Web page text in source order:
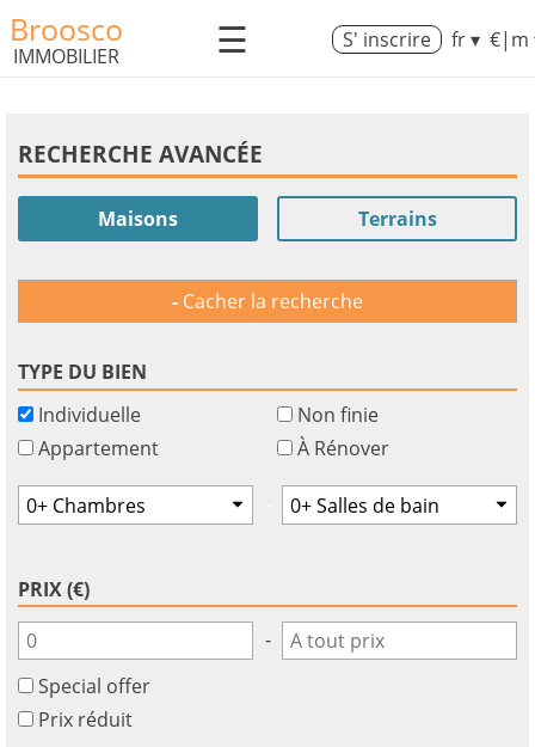
Broosco
IMMOBILIER ☰ S' inscrire fr ▾ €|m
RECHERCHE AVANCÉE
Maisons Terrains
Cacher la recherche
TYPE DU BIEN
Individuelle
Appartement
Non finie
À Rénover
PRIX (€)
-
Special offer
Prix réduit